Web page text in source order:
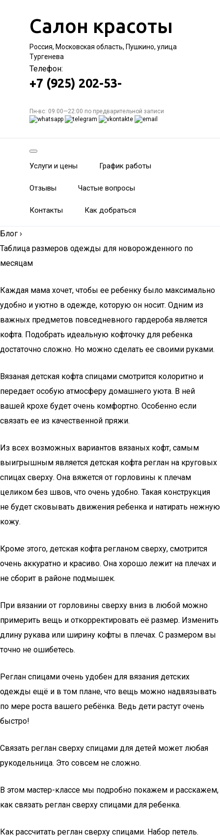
Салон красоты
Россия, Московская область, Пушкино, улица
Тургенева
Телефон:
+7 (925) 202-53-
Пн-вс: 09:00—22:00 по предварительной записи
Услуги и цены График работы
Отзывы Частые вопросы
Контакты Как добраться
Блог ›
Таблица размеров одежды для новорожденного по
месяцам
Каждая мама хочет, чтобы ее ребенку было максимально
удобно и уютно в одежде, которую он носит. Одним из
важных предметов повседневного гардероба является
кофта. Подобрать идеальную кофточку для ребенка
достаточно сложно. Но можно сделать ее своими руками.
Вязаная детская кофта спицами смотрится колоритно и
передает особую атмосферу домашнего уюта. В ней
вашей крохе будет очень комфортно. Особенно если
связать ее из качественной пряжи.
Из всех возможных вариантов вязаных кофт, самым
выигрышным является детская кофта реглан на круговых
спицах сверху. Она вяжется от горловины к плечам
целиком без швов, что очень удобно. Такая конструкция
не будет сковывать движения ребенка и натирать нежную
кожу.
Кроме этого, детская кофта регланом сверху, смотрится
очень аккуратно и красиво. Она хорошо лежит на плечах и
не сборит в районе подмышек.
При вязании от горловины сверху вниз в любой можно
примерить вещь и откорректировать её размер. Изменить
длину рукава или ширину кофты в плечах. С размером вы
точно не ошибетесь.
Реглан спицами очень удобен для вязания детских
одежды ещё и в том плане, что вещь можно надвязывать
по мере роста вашего ребёнка. Ведь дети растут очень
быстро!
Связать реглан сверху спицами для детей может любая
рукодельница. Это совсем не сложно.
В этом мастер-классе мы подробно покажем и расскажем,
как связать реглан сверху спицами для ребенка.
Как рассчитать реглан сверху спицами. Набор петель.